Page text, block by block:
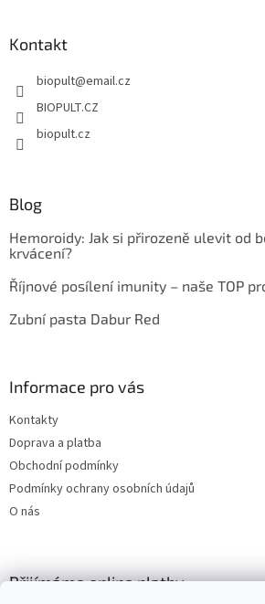
Kontakt
biopult@email.cz
BIOPULT.CZ
biopult.cz
Blog
Hemoroidy: Jak si přirozeně ulevit od
krvácení?
Říjnové posílení imunity – naše TOP
Zubní pasta Dabur Red
Informace pro vás
Kontakty
Doprava a platba
Obchodní podmínky
Podmínky ochrany osobních údajů
O nás
Přijímáme online platby